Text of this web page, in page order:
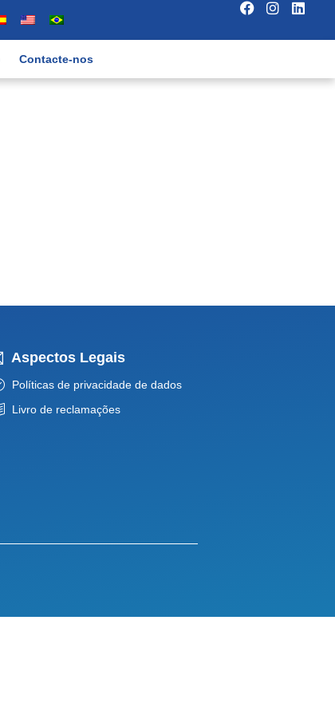
Contacte-nos
Aspectos Legais
Políticas de privacidade de dados
Livro de reclamações